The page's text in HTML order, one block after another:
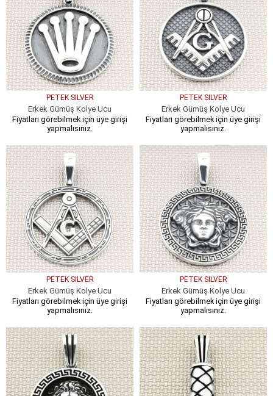
PETEK SILVER
Erkek Gümüş Kolye Ucu
Fiyatları görebilmek için üye girişi
yapmalısınız.
PETEK SILVER
Erkek Gümüş Kolye Ucu
Fiyatları görebilmek için üye girişi
yapmalısınız.
PETEK SILVER
Erkek Gümüş Kolye Ucu
Fiyatları görebilmek için üye girişi
yapmalısınız.
PETEK SILVER
Erkek Gümüş Kolye Ucu
Fiyatları görebilmek için üye girişi
yapmalısınız.